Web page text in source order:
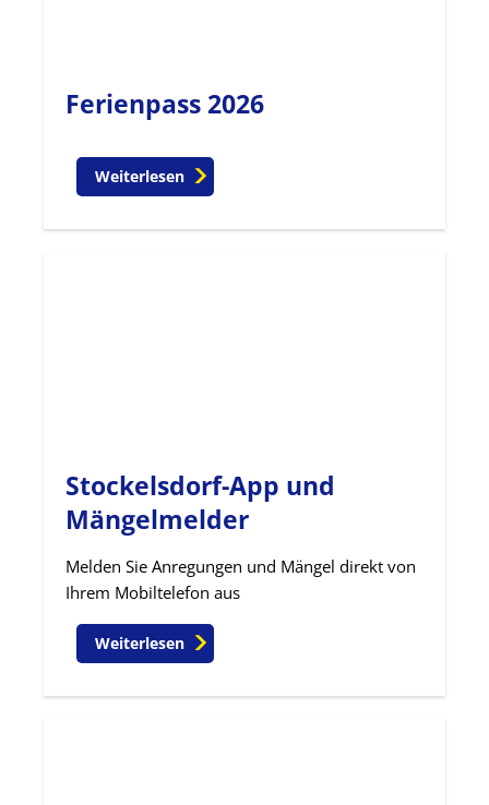
Ferienpass 2026
Weiterlesen
Stockelsdorf-App und
Mängelmelder
Melden Sie Anregungen und Mängel direkt von
Ihrem Mobiltelefon aus
Weiterlesen